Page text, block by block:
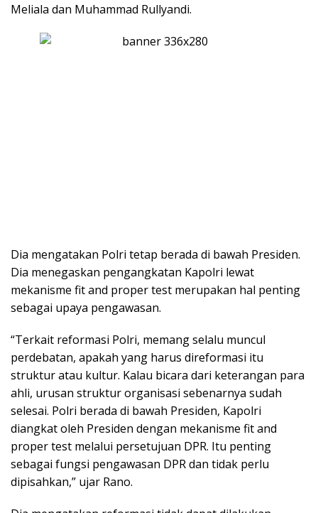
Meliala dan Muhammad Rullyandi.
Dia mengatakan Polri tetap berada di bawah Presiden.
Dia menegaskan pengangkatan Kapolri lewat
mekanisme fit and proper test merupakan hal penting
sebagai upaya pengawasan.
“Terkait reformasi Polri, memang selalu muncul
perdebatan, apakah yang harus direformasi itu
struktur atau kultur. Kalau bicara dari keterangan para
ahli, urusan struktur organisasi sebenarnya sudah
selesai. Polri berada di bawah Presiden, Kapolri
diangkat oleh Presiden dengan mekanisme fit and
proper test melalui persetujuan DPR. Itu penting
sebagai fungsi pengawasan DPR dan tidak perlu
dipisahkan,” ujar Rano.